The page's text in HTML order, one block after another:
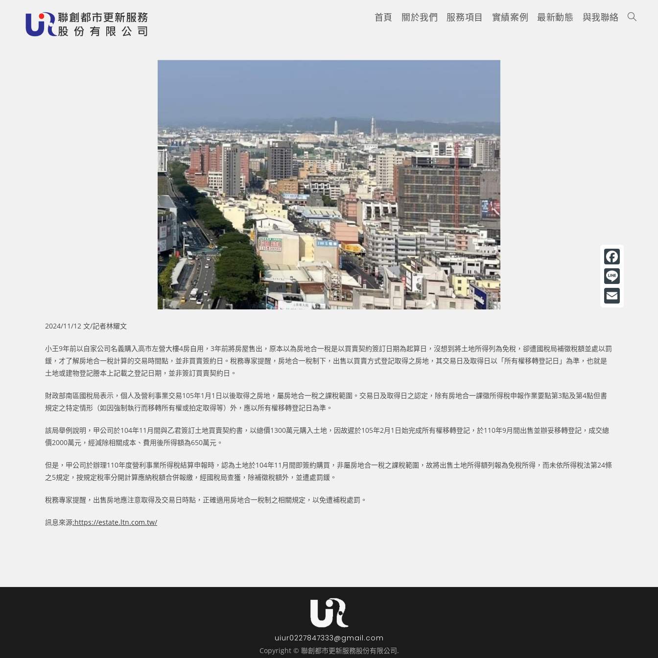
首頁 關於我們 服務項目 實績案例 最新動態 與我聯絡
2024/11/12 文/記者林耀文
小王9年前以自家公司名義購入高市左營大樓4房自用，3年前將房屋售出，原本以為房地合一稅是以買賣契約簽訂日期為起算日，沒想到將土地所得列為免稅，卻遭國稅局補徵稅額並處以罰
鍰，才了解房地合一稅計算的交易時間點，並非買賣簽約日。稅務專家提醒，房地合一稅制下，出售以買賣方式登記取得之房地，其交易日及取得日以「所有權移轉登記日」為準，也就是
土地或建物登記謄本上記載之登記日期，並非簽訂買賣契約日。
財政部南區國稅局表示，個人及營利事業交易105年1月1日以後取得之房地，屬房地合一稅之課稅範圍。交易日及取得日之認定，除有房地合一課徵所得稅申報作業要點第3點及第4點但書
規定之特定情形（如因強制執行而移轉所有權或拍定取得等）外，應以所有權移轉登記日為準。
該局舉例說明，甲公司於104年11月間與乙君簽訂土地買賣契約書，以總價1300萬元購入土地，因故遲於105年2月1日始完成所有權移轉登記，於110年9月間出售並辦妥移轉登記，成交總
價2000萬元，經減除相關成本、費用後所得額為650萬元。
但是，甲公司於辦理110年度營利事業所得稅結算申報時，認為土地於104年11月間即簽約購買，非屬房地合一稅之課稅範圍，故將出售土地所得額列報為免稅所得，而未依所得稅法第24條
之5規定，按規定稅率分開計算應納稅額合併報繳，經國稅局查獲，除補徵稅額外，並遭處罰鍰。
稅務專家提醒，出售房地應注意取得及交易日時點，正確適用房地合一稅制之相關規定，以免遭補稅處罰。
訊息來源:https://estate.ltn.com.tw/
uiur0227847333@gmail.com
Copyright © 聯創都市更新服務股份有限公司.
F
a
c
o
o
L
i